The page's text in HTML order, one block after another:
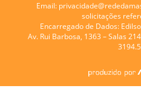
Email:
solicitações
Encarregado de Dados:
Av. Rui Barbosa, 1363 – Salas